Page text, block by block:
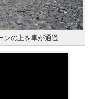
ンの上を車が通過